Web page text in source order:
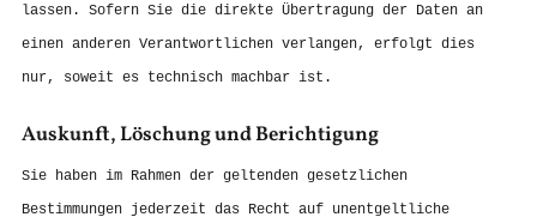
lassen. Sofern Sie die direkte Übertragung der Daten an
einen anderen Verantwortlichen verlangen, erfolgt dies
nur, soweit es technisch machbar ist.
Auskunft, Löschung und Berichtigung
Sie haben im Rahmen der geltenden gesetzlichen
Bestimmungen jederzeit das Recht auf unentgeltliche